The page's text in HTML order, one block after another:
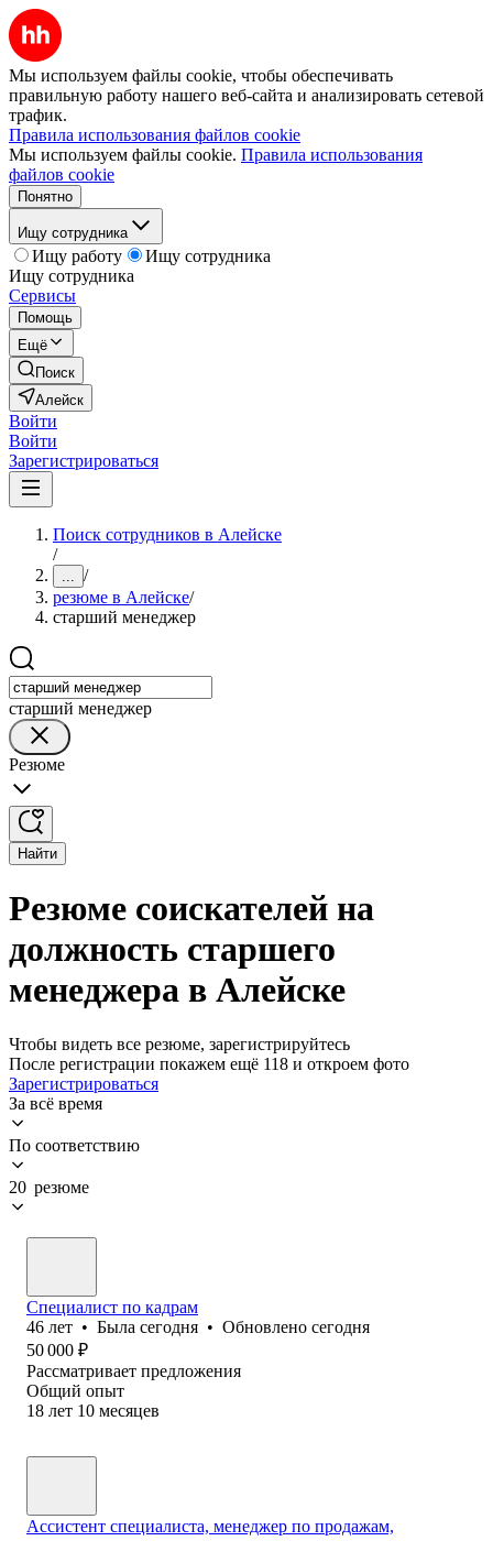
Мы используем файлы cookie, чтобы обеспечивать
правильную работу нашего веб-сайта и анализировать сетевой
трафик.
Правила использования файлов cookie
Мы используем файлы cookie. Правила использования
файлов cookie
Понятно
Ищу сотрудника
Ищу работу
Ищу сотрудника
Ищу сотрудника
Сервисы
Помощь
Ещё
Поиск
Алейск
Войти
Войти
Зарегистрироваться
Поиск сотрудников в Алейске
/
... /
резюме в Алейске/
старший менеджер
старший менеджер
Резюме
Найти
Резюме соискателей на
должность старшего
менеджера в Алейске
Чтобы видеть все резюме, зарегистрируйтесь
После регистрации покажем ещё 118 и откроем фото
Зарегистрироваться
За всё время
По соответствию
20 резюме
Специалист по кадрам
46 лет • Была сегодня • Обновлено сегодня
50 000 ₽
Рассматривает предложения
Общий опыт
18 лет 10 месяцев
Ассистент специалиста, менеджер по продажам,